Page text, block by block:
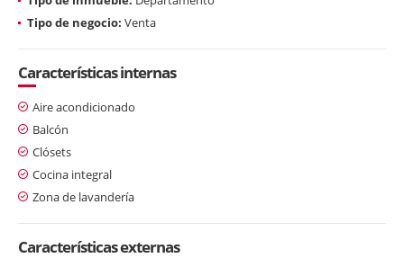
Tipo de negocio: Venta
Características internas
Aire acondicionado
Balcón
Clósets
Cocina integral
Zona de lavandería
Características externas